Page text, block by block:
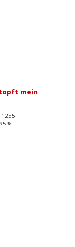
mein
1255
95%